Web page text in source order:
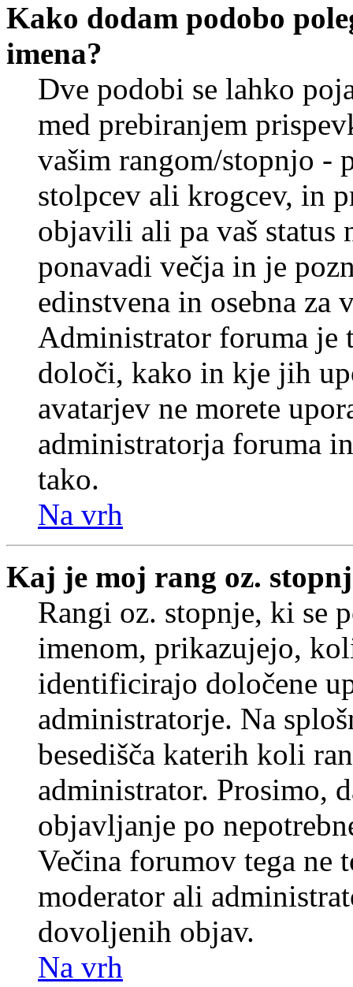
Kako dodam podobo
imena?
Dve podobi se lahko
med prebiranjem
vašim rangom/stopnjo -
stolpcev ali krogcev, in
objavili ali pa vaš status
ponavadi večja in je
edinstvena in osebna za
Administrator foruma je
določi, kako in kje jih
avatarjev ne morete
administratorja foruma
tako.
Na vrh
Kaj je moj rang oz.
Rangi oz. stopnje, ki se
imenom, prikazujejo,
identificirajo določene
administratorje. Na
besedišča katerih koli
administrator. Prosimo,
objavljanje po
Večina forumov tega ne
moderator ali
dovoljenih objav.
Na vrh